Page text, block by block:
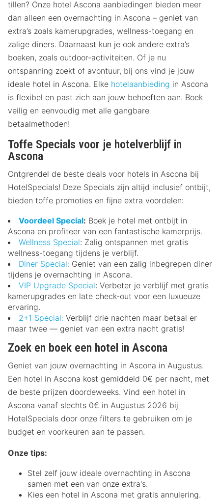
tillen? Onze hotel Ascona aanbiedingen bieden meer
dan alleen een overnachting in Ascona – geniet van
extra’s zoals kamerupgrades, wellness-toegang en
zalige diners. Daarnaast kun je ook andere extra’s
boeken, zoals outdoor-activiteiten. Of je nu
ontspanning zoekt of avontuur, bij ons vind je jouw
ideale hotel in Ascona. Elke hotelaanbieding in Ascona
is flexibel en past zich aan jouw behoeften aan. Boek
veilig en eenvoudig met alle gangbare
betaalmethoden!
Toffe Specials voor je hotelverblijf in
Ascona
Ontgrendel de beste deals voor hotels in Ascona bij
HotelSpecials! Deze Specials zijn altijd inclusief ontbijt,
bieden toffe promoties en fijne extra voordelen:
Voordeel Special: Boek je hotel met ontbijt in
Ascona en profiteer van een fantastische kamerprijs.
Wellness Special: Zalig ontspannen met gratis
wellness-toegang tijdens je verblijf.
Diner Special: Geniet van een zalig inbegrepen diner
tijdens je overnachting in Ascona.
VIP Upgrade Special: Verbeter je verblijf met gratis
kamerupgrades en late check-out voor een luxueuze
ervaring.
2+1 Special: Verblijf drie nachten maar betaal er
maar twee — geniet van een extra nacht gratis!
Zoek en boek een hotel in Ascona
Geniet van jouw overnachting in Ascona in Augustus.
Een hotel in Ascona kost gemiddeld 0€ per nacht, met
de beste prijzen doordeweeks. Vind een hotel in
Ascona vanaf slechts 0€ in Augustus 2026 bij
HotelSpecials door onze filters te gebruiken om je
budget en voorkeuren aan te passen.
Onze tips:
Stel zelf jouw ideale overnachting in Ascona
samen met een van onze extra's.
Kies een hotel in Ascona met gratis annulering.